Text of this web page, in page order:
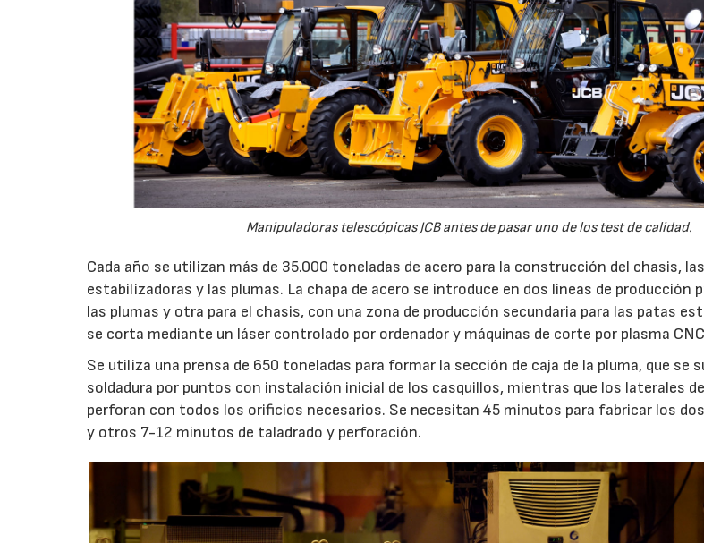
Manipuladoras telescópicas JCB antes de pasar uno de los test de calidad.
Cada año se utilizan más de 35.000 toneladas de acero para la construcción del chasis,
estabilizadoras y las plumas. La chapa de acero se introduce en dos líneas de producción
las plumas y otra para el chasis, con una zona de producción secundaria para las patas
se corta mediante un láser controlado por ordenador y máquinas de corte por plasma
Se utiliza una prensa de 650 toneladas para formar la sección de caja de la pluma, que se
soldadura por puntos con instalación inicial de los casquillos, mientras que los laterales
perforan con todos los orificios necesarios. Se necesitan 45 minutos para fabricar los
y otros 7-12 minutos de taladrado y perforación.